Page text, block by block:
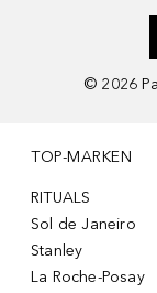
© 2026
TOP-MARKEN
RITUALS
Sol de Janeiro
Stanley
La Roche-Posay